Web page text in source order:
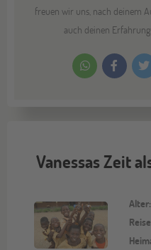
freuen wir uns, nach deinem
auch deinen
Vanessas Zeit
Alter: